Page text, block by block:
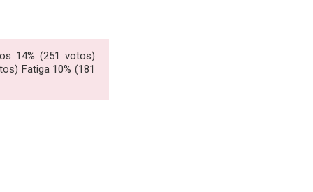
14% (251 votos)
Fatiga 10% (181